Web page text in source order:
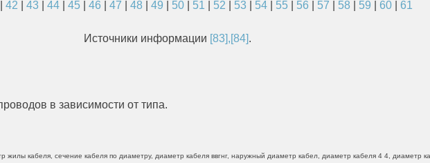
42 43 44 45 46 47 48 49 50 51 52 53 54 55 56 57 58 59 60 61
Источники информации [83],[84].
в зависимости от типа.
кабеля, сечение кабеля по диаметру, диаметр кабеля ввгнг, наружный диаметр кабел, диаметр кабеля 4 4, диаметр